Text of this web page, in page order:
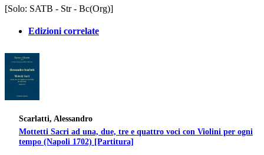
[Solo: SATB - Str - Bc(Org)]
Edizioni correlate
Scarlatti, Alessandro
Mottetti Sacri ad una, due, tre e quattro voci con Violini per ogni
tempo (Napoli 1702) [Partitura]